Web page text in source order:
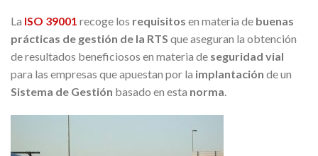
La ISO 39001 recoge los requisitos en materia de buenas
prácticas de gestión de la RTS que aseguran la obtención
de resultados beneficiosos en materia de seguridad vial
para las empresas que apuestan por la implantación de un
Sistema de Gestión basado en esta norma.